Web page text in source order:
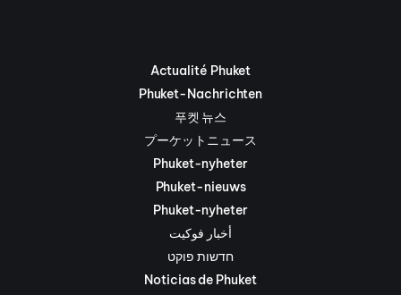
Actualité Phuket
Phuket-Nachrichten
푸켓 뉴스
プーケットニュース
Phuket-nyheter
Phuket-nieuws
Phuket-nyheter
أخبار فوكيت
חדשות פוקט
Noticias de Phuket